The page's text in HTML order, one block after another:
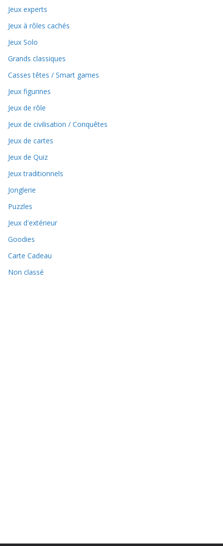
Jeux experts
Jeux à rôles cachés
Jeux Solo
Grands classiques
Casses têtes / Smart games
Jeux figurines
Jeux de rôle
Jeux de civilisation / Conquêtes
Jeux de cartes
Jeux de Quiz
Jeux traditionnels
Jonglerie
Puzzles
Jeux d'extérieur
Goodies
Carte Cadeau
Non classé